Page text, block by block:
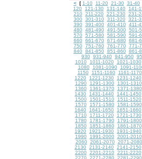
< [ 1-10 11-20 21-30 31-40
120
121-130 131-140 141-
210
211-220 221-230 231-
300
301-310 311-320 321-
390
391-400 401-410 411-
480
481-490 491-500 501-
570
571-580 581-590 591-
660
661-670 671-680 681-
750
751-760 761-770 771-
840
841-850 851-860 861-
930
931-940 941-950
1010
1011-1020 1021-1030
1080
1081-1090 1091-
1150
1151-1160 1161-1170
1220
1221-1230 1231-1240
1290
1291-1300 1301-1310
1360
1361-1370 1371-1380
1430
1431-1440 1441-1450
1500
1501-1510 1511-1520
1570
1571-1580 1581-1590
1640
1641-1650 1651-1660
1710
1711-1720 1721-1730
1780
1781-1790 1791-1800
1850
1851-1860 1861-1870
1920
1921-1930 1931-1940
1990
1991-2000 2001-2010
2060
2061-2070 2071-2080
2130
2131-2140 2141-2150
2200
2201-2210 2211-2220
2270
2271-2280 2281-2290